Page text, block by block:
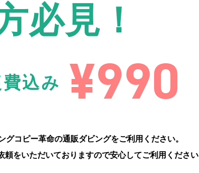
必見！
込み ¥990
コピー革命の通販ダビングをご利用ください。
をいただいておりますので安心してご利用ください